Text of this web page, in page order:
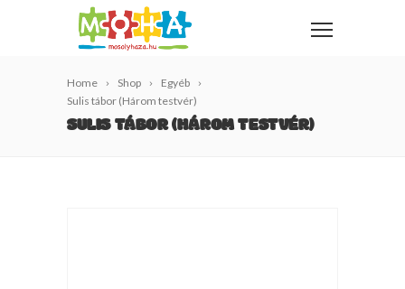
Home Shop
Egyéb
Sulis tábor (Három testvér)
SULIS TÁBOR (HÁROM TESTVÉR)